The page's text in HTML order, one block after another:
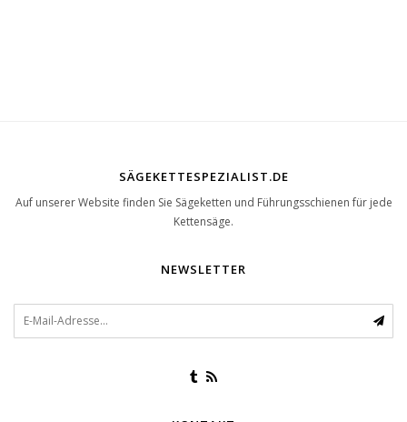
SÄGEKETTESPEZIALIST.DE
Auf unserer Website finden Sie Sägeketten und Führungsschienen für jede
Kettensäge.
NEWSLETTER